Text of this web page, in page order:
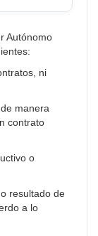
Autónomo
ni
manera
contrato
o
resultado de
a lo